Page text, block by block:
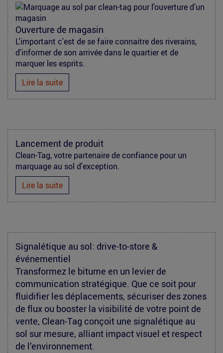
clean-
tag_citadium_street-
marketing.jpg
Ouverture de magasin
L'important c'est de se faire connaitre des riverains,
d'informer de son arrivée dans le quartier et de
marquer les esprits.
Lire la suite
predator.jpg
Lancement de produit
Clean-Tag, votre partenaire de confiance pour un
marquage au sol d'exception.
Lire la suite
burgerking-
france-
clean-
tag-
paris.jpg
Signalétique au sol: drive-to-store &
événementiel
Transformez le bitume en un levier de
communication stratégique. Que ce soit pour
fluidifier les déplacements, sécuriser des zones
de flux ou booster la visibilité de votre point de
vente, Clean-Tag conçoit une signalétique au
sol sur mesure, alliant impact visuel et respect
de l’environnement.